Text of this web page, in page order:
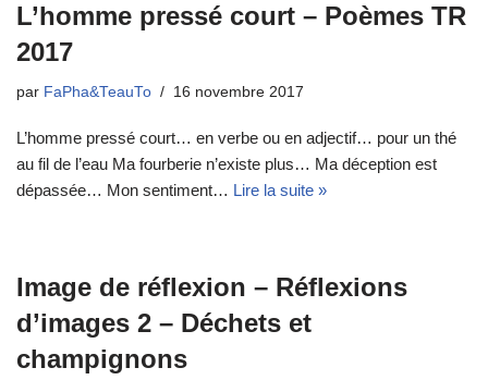
L’homme pressé court – Poèmes TR
2017
par FaPha&TeauTo 16 novembre 2017
L’homme pressé court… en verbe ou en adjectif… pour un thé
au fil de l’eau Ma fourberie n’existe plus… Ma déception est
dépassée… Mon sentiment… Lire la suite »
Image de réflexion – Réflexions
d’images 2 – Déchets et
champignons